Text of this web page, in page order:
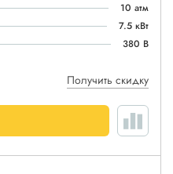
10 атм
7.5 кВт
380 В
Получить скидку